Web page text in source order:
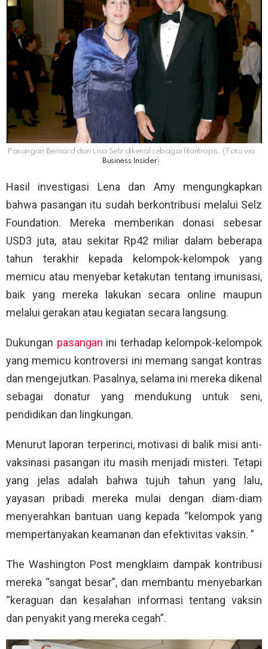
Pasangan Bernard dan Lisa Selz dikenal sebagai filantropis. (Foto via
Business Insider)
Hasil investigasi Lena dan Amy mengungkapkan
bahwa pasangan itu sudah berkontribusi melalui Selz
Foundation. Mereka memberikan donasi sebesar
USD3 juta, atau sekitar Rp42 miliar dalam beberapa
tahun terakhir kepada kelompok-kelompok yang
memicu atau menyebar ketakutan tentang imunisasi,
baik yang mereka lakukan secara online maupun
melalui gerakan atau kegiatan secara langsung.
Dukungan pasangan ini terhadap kelompok-kelompok
yang memicu kontroversi ini memang sangat kontras
dan mengejutkan. Pasalnya, selama ini mereka dikenal
sebagai donatur yang mendukung untuk seni,
pendidikan dan lingkungan.
Menurut laporan terperinci, motivasi di balik misi anti-
vaksinasi pasangan itu masih menjadi misteri. Tetapi
yang jelas adalah bahwa tujuh tahun yang lalu,
yayasan pribadi mereka mulai dengan diam-diam
menyerahkan bantuan uang kepada “kelompok yang
mempertanyakan keamanan dan efektivitas vaksin. ”
The Washington Post mengklaim dampak kontribusi
mereka “sangat besar”, dan membantu menyebarkan
“keraguan dan kesalahan informasi tentang vaksin
dan penyakit yang mereka cegah”.